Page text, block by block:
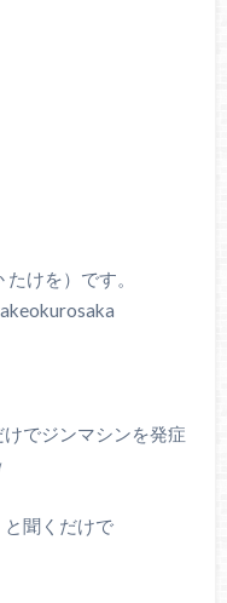
けを）です。
でジンマシンを発症
聞くだけで